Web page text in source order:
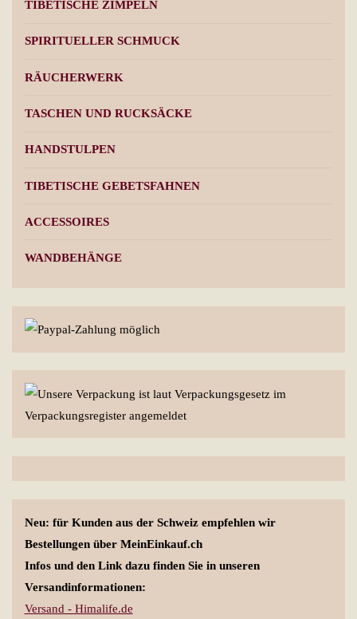
TIBETISCHE ZIMPELN
SPIRITUELLER SCHMUCK
RÄUCHERWERK
TASCHEN UND RUCKSÄCKE
HANDSTULPEN
TIBETISCHE GEBETSFAHNEN
ACCESSOIRES
WANDBEHÄNGE
Neu: für Kunden aus der Schweiz empfehlen wir
Bestellungen über MeinEinkauf.ch
Infos und den Link dazu finden Sie in unseren
Versandinformationen:
Versand - Himalife.de